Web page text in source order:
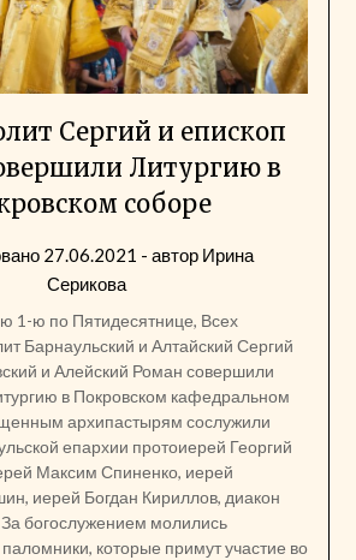
Сергий и епископ
Литургию в
соборе
27.06.2021 - автор Ирина
Серикова
1-ю по Пятидесятнице, Всех
Барнаульский и Алтайский Сергий
и Алейский Роман совершили
в Покровском кафедральном
архипастырям сослужили
епархии протоиерей Георгий
Максим Спиненко, иерей
иерей Богдан Кириллов, диакон
богослужением молились
которые примут участие во